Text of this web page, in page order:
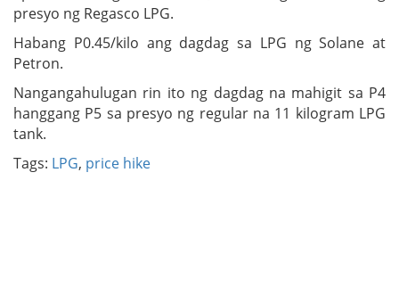
presyo ng Regasco LPG.
Habang P0.45/kilo ang dagdag sa LPG ng Solane at
Petron.
Nangangahulugan rin ito ng dagdag na mahigit sa P4
hanggang P5 sa presyo ng regular na 11 kilogram LPG
tank.
Tags: LPG, price hike